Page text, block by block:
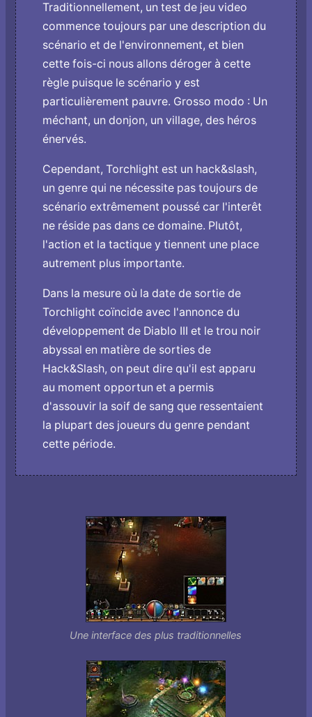
Traditionnellement, un test de jeu video
commence toujours par une description du
scénario et de l'environnement, et bien
cette fois-ci nous allons déroger à cette
règle puisque le scénario y est
particulièrement pauvre. Grosso modo : Un
méchant, un donjon, un village, des héros
énervés.
Cependant, Torchlight est un hack&slash,
un genre qui ne nécessite pas toujours de
scénario extrêmement poussé car l'interêt
ne réside pas dans ce domaine. Plutôt,
l'action et la tactique y tiennent une place
autrement plus importante.
Dans la mesure où la date de sortie de
Torchlight coïncide avec l'annonce du
développement de Diablo III et le trou noir
abyssal en matière de sorties de
Hack&Slash, on peut dire qu'il est apparu
au moment opportun et a permis
d'assouvir la soif de sang que ressentaient
la plupart des joueurs du genre pendant
cette période.
Une interface des plus traditionnelles